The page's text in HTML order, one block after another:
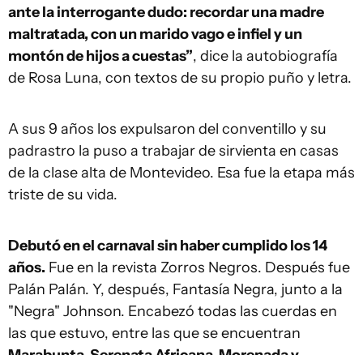
ante la interrogante dudo: recordar una madre
maltratada, con un marido vago e infiel y un
montón de hijos a cuestas”, dice la autobiografía
de Rosa Luna, con textos de su propio puño y letra.
A sus 9 años los expulsaron del conventillo y su
padrastro la puso a trabajar de sirvienta en casas
de la clase alta de Montevideo. Esa fue la etapa más
triste de su vida.
Debutó en el carnaval sin haber cumplido los 14
años. Fue en la revista Zorros Negros. Después fue
Palán Palán. Y, después, Fantasía Negra, junto a la
"Negra" Johnson. Encabezó todas las cuerdas en
las que estuvo, entre las que se encuentran